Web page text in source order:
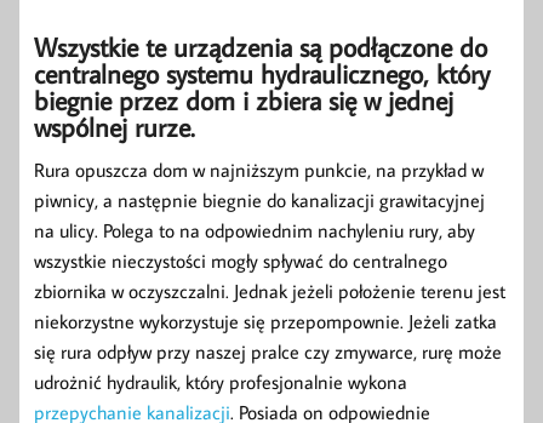
Wszystkie te urządzenia są podłączone do
centralnego systemu hydraulicznego, który
biegnie przez dom i zbiera się w jednej
wspólnej rurze.
Rura opuszcza dom w najniższym punkcie, na przykład w
piwnicy, a następnie biegnie do kanalizacji grawitacyjnej
na ulicy. Polega to na odpowiednim nachyleniu rury, aby
wszystkie nieczystości mogły spływać do centralnego
zbiornika w oczyszczalni. Jednak jeżeli położenie terenu jest
niekorzystne wykorzystuje się przepompownie. Jeżeli zatka
się rura odpływ przy naszej pralce czy zmywarce, rurę może
udrożnić hydraulik, który profesjonalnie wykona
przepychanie kanalizacji. Posiada on odpowiednie